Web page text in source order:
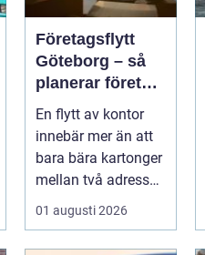
Företagsflytt
Göteborg – så
planerar företag
en smidig och
trygg flytt
En flytt av kontor
innebär mer än att
bara bära kartonger
mellan två adresser.
01 augusti 2026